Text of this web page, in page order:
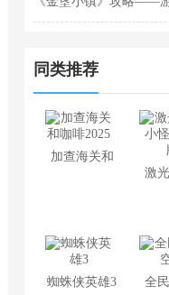
同类推荐
加查海关和
激
蜘蛛侠英雄3 全